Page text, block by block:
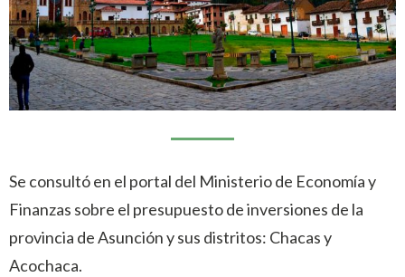
Se consultó en el portal del Ministerio de Economía y
Finanzas sobre el presupuesto de inversiones de la
provincia de Asunción y sus distritos: Chacas y
Acochaca.